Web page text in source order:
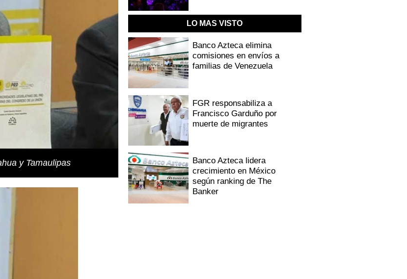
y Tamaulipas
LO MAS VISTO
Banco Azteca elimina
comisiones en envíos a
familias de Venezuela
FGR responsabiliza a
Francisco Garduño por
muerte de migrantes
Banco Azteca lidera
crecimiento en México
según ranking de The
Banker